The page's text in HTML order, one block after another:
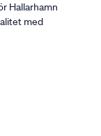
Hallarhamn
med